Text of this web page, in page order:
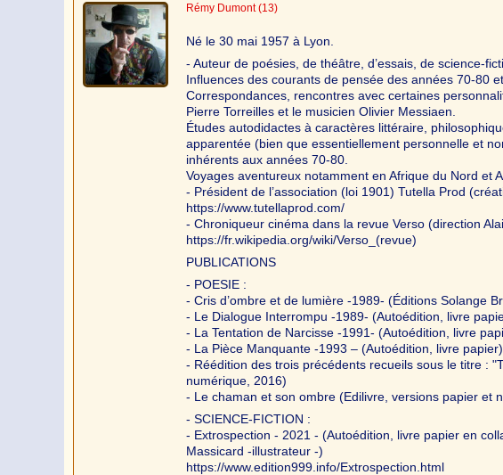
Rémy Dumont(13)
Né le 30 mai 1957 à Lyon.
- Auteur de poésies, de théâtre, d’essais, de science-
Influences des courants de pensée des années 70-80
Correspondances, rencontres avec certaines
Pierre Torreilles et le musicien Olivier Messiaen.
Études autodidactes à caractères littéraire,
apparentée (bien que essentiellement personnelle et
inhérents aux années 70-80.
Voyages aventureux notamment en Afrique du Nord et
- Président de l’association (loi 1901) Tutella Prod
https://www.tutellaprod.com/
- Chroniqueur cinéma dans la revue Verso (direction
https://fr.wikipedia.org/wiki/Verso_(revue)
PUBLICATIONS
- POESIE :
- Cris d’ombre et de lumière -1989- (Éditions Solange
- Le Dialogue Interrompu -1989- (Autoédition, livre
- La Tentation de Narcisse -1991- (Autoédition, livre
- La Pièce Manquante -1993 – (Autoédition, livre papier)
- Réédition des trois précédents recueils sous le titre :
numérique, 2016)
- Le chaman et son ombre (Edilivre, versions papier et
- SCIENCE-FICTION :
- Extrospection - 2021 - (Autoédition, livre papier en
Massicard -illustrateur -)
https://www.edition999.info/Extrospection.html